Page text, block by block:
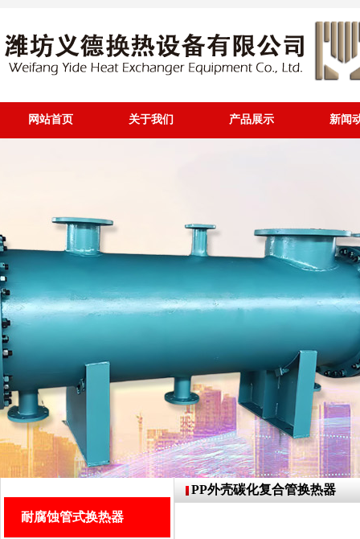
网站首页 关于我们 产品展示 新闻
耐腐蚀管式换热器
PP外壳碳化复合管换热器